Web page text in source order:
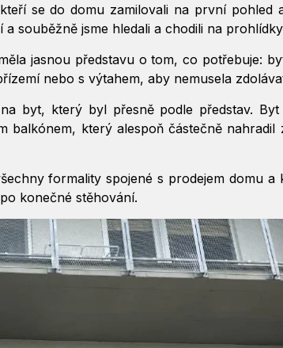
se do domu zamilovali na první pohled
souběžně jsme hledali a chodili na
jasnou představu o tom, co potřebuje:
nebo s výtahem, aby nemusela
byt, který byl přesně podle představ.
balkónem, který alespoň částečně nahradil
formality spojené s prodejem domu a
konečné stěhování.